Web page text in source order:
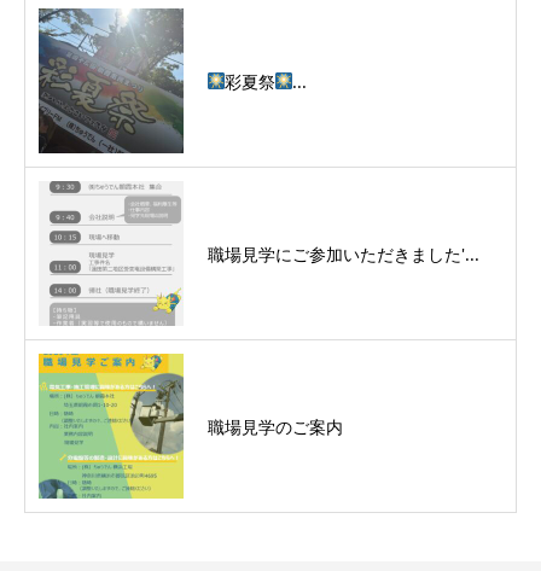
彩夏祭 ...
職場見学にご参加いただきました'...
職場見学のご案内